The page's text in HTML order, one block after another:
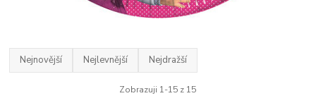
Nejnovější Nejlevnější Nejdražší
Zobrazuji 1-15 z 15